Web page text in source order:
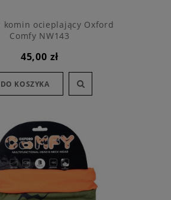
komin ocieplający Oxford
Comfy NW143
45,00 zł
DO KOSZYKA